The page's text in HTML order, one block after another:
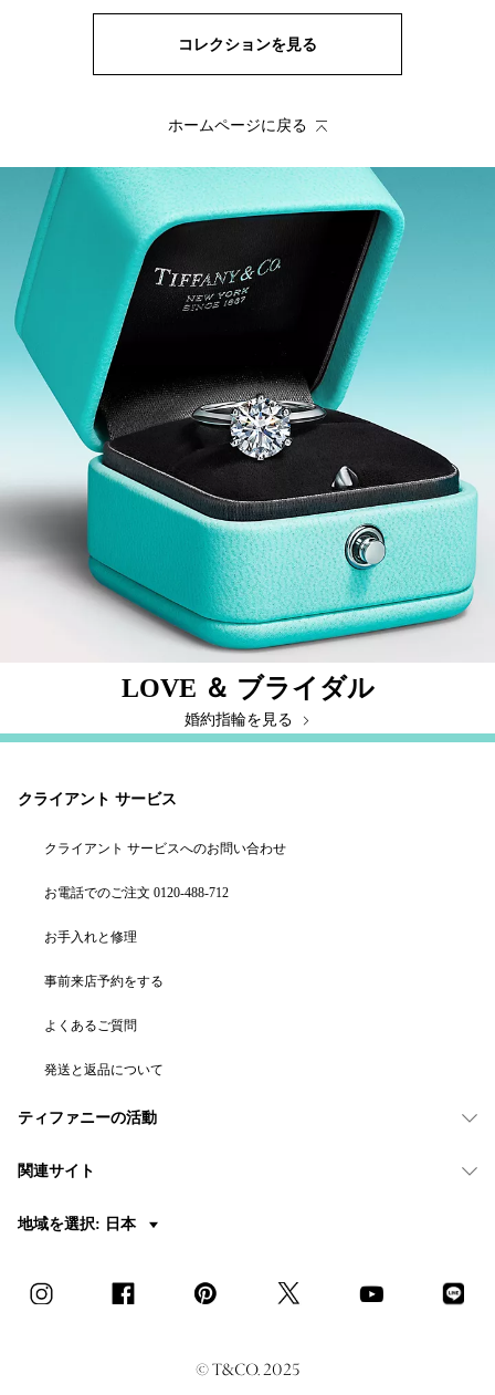
コレクションを見る
ホームページに戻る
LOVE ＆ ブライダル
婚約指輪を見る
クライアント サービス
クライアント サービスへのお問い合わせ
お電話でのご注文 0120-488-712
お手入れと修理
事前来店予約をする
よくあるご質問
発送と返品について
ティファニーの活動
関連サイト
地域を選択: 日本
© T&CO. 2025